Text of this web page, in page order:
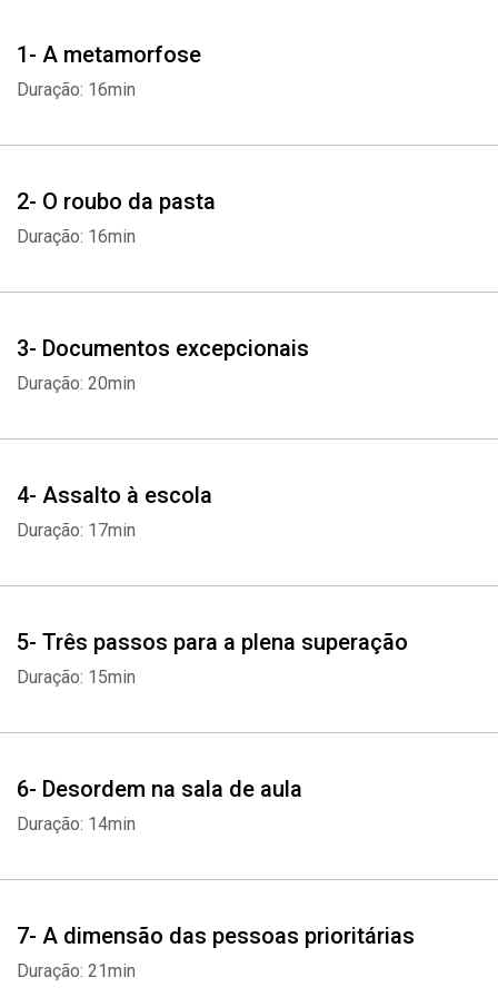
1- A metamorfose
Duração: 16min
2- O roubo da pasta
Duração: 16min
3- Documentos excepcionais
Duração: 20min
4- Assalto à escola
Duração: 17min
5- Três passos para a plena superação
Duração: 15min
6- Desordem na sala de aula
Duração: 14min
7- A dimensão das pessoas prioritárias
Duração: 21min